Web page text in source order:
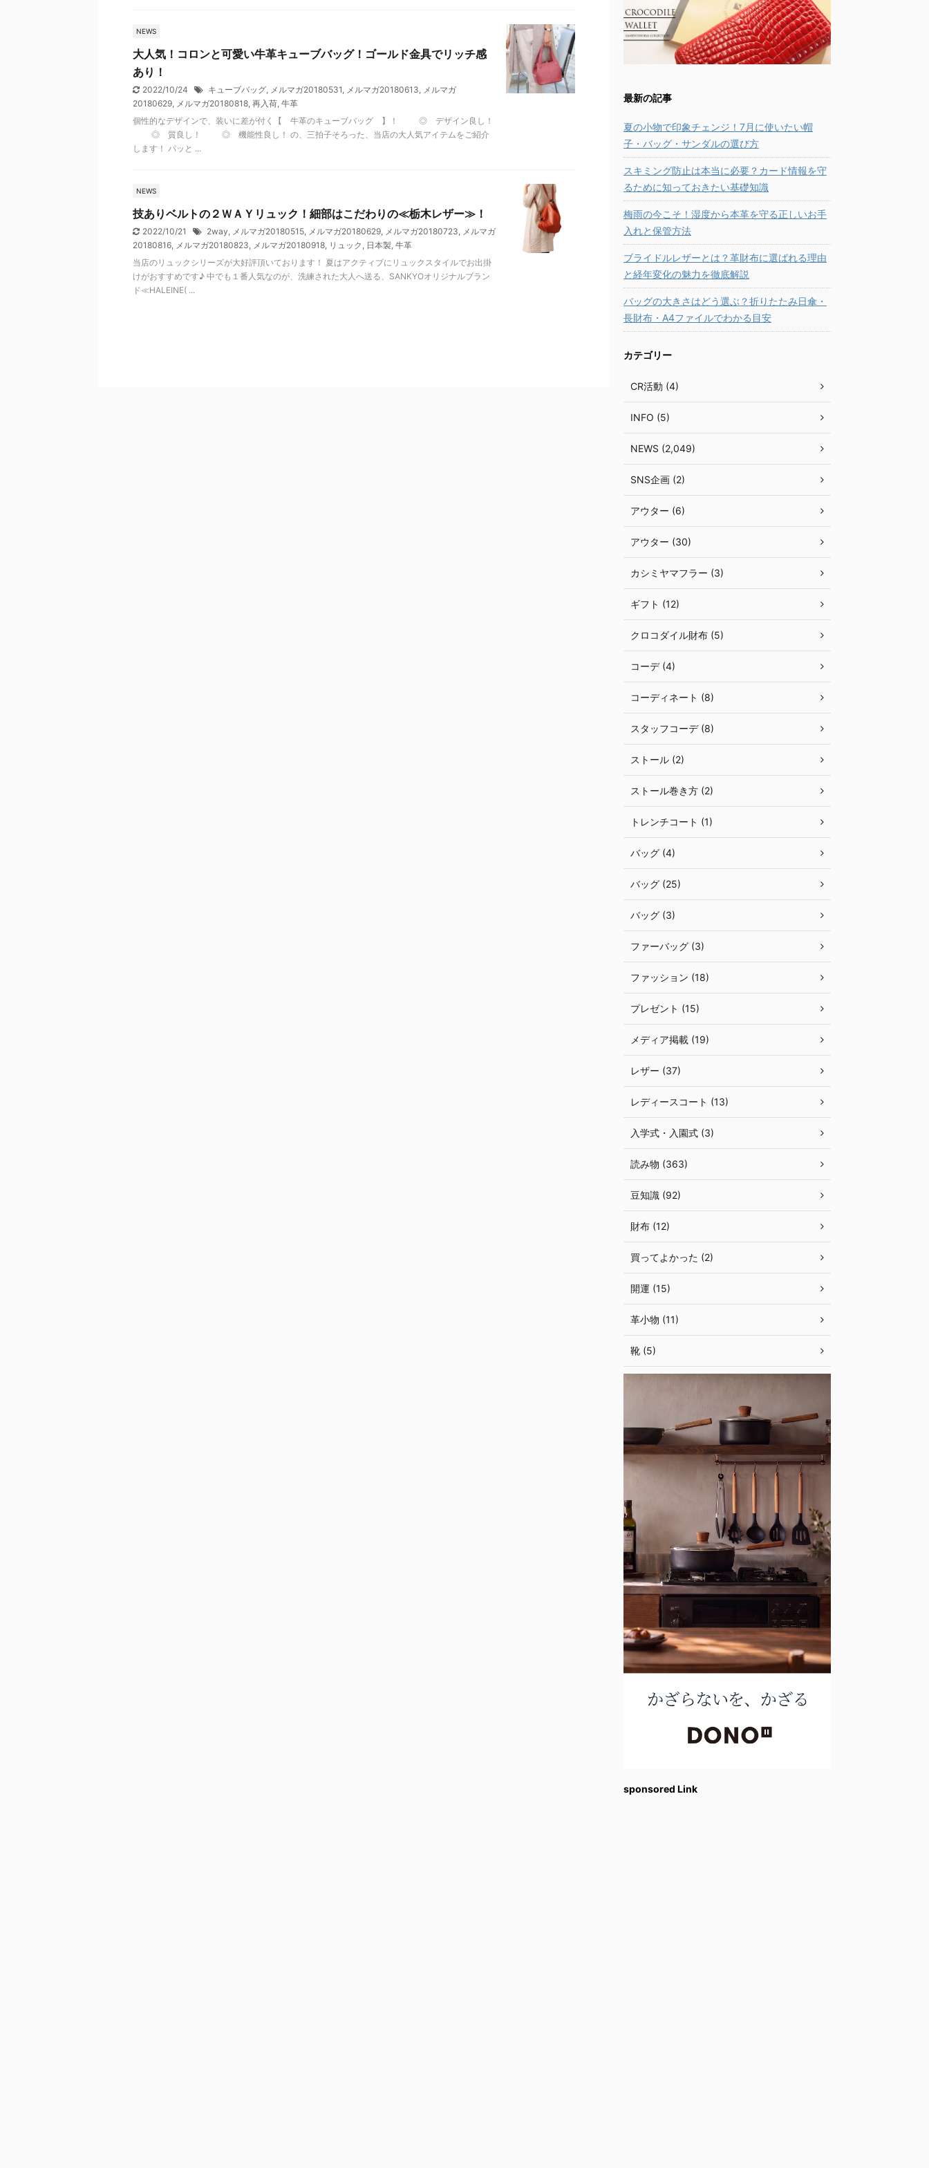
NEWS
大人気！コロンと可愛い牛革キューブバッグ！ゴールド金具でリッチ感
あり！
2022/10/24 キューブバッグ, メルマガ20180531, メルマガ20180613, メルマガ
20180629, メルマガ20180818, 再入荷, 牛革
個性的なデザインで、装いに差が付く【 牛革のキューブバッグ 】！ ◎ デザイン良し！
◎ 質良し！ ◎ 機能性良し！ の、三拍子そろった、当店の大人気アイテムをご紹介
します！ パッと ...
NEWS
技ありベルトの２ＷＡＹリュック！細部はこだわりの≪栃木レザー≫！
2022/10/21 2way, メルマガ20180515, メルマガ20180629, メルマガ20180723, メルマガ
20180816, メルマガ20180823, メルマガ20180918, リュック , 日本製, 牛革
当店のリュックシリーズが大好評頂いております！ 夏はアクティブにリュックスタイルでお出掛
けがおすすめです♪ 中でも１番人気なのが、洗練された大人へ送る、SANKYOオリジナルブラン
ド≪HALEINE( ...
最新の記事
夏の小物で印象チェンジ！7月に使いたい帽
子・バッグ・サンダルの選び方
スキミング防止は本当に必要？カード情報を守
るために知っておきたい基礎知識
梅雨の今こそ！湿度から本革を守る正しいお手
入れと保管方法
ブライドルレザーとは？革財布に選ばれる理由
と経年変化の魅力を徹底解説
バッグの大きさはどう選ぶ？折りたたみ日傘・
長財布・A4ファイルでわかる目安
カテゴリー
CR活動 (4)
INFO (5)
NEWS (2,049)
SNS企画 (2)
アウター (6)
アウター (30)
カシミヤマフラー (3)
ギフト (12)
クロコダイル財布 (5)
コーデ (4)
コーディネート (8)
スタッフコーデ (8)
ストール (2)
ストール巻き方 (2)
トレンチコート (1)
バッグ (4)
バッグ (25)
バッグ (3)
ファーバッグ (3)
ファッション (18)
プレゼント (15)
メディア掲載 (19)
レザー (37)
レディースコート (13)
入学式・入園式 (3)
読み物 (363)
豆知識 (92)
財布 (12)
買ってよかった (2)
開運 (15)
革小物 (11)
靴 (5)
sponsored Link